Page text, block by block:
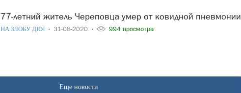
77-летний житель Череповца умер от ковидной пневмонии
НА ЗЛОБУ ДНЯ 31-08-2020 994 просмотра
Еще новости